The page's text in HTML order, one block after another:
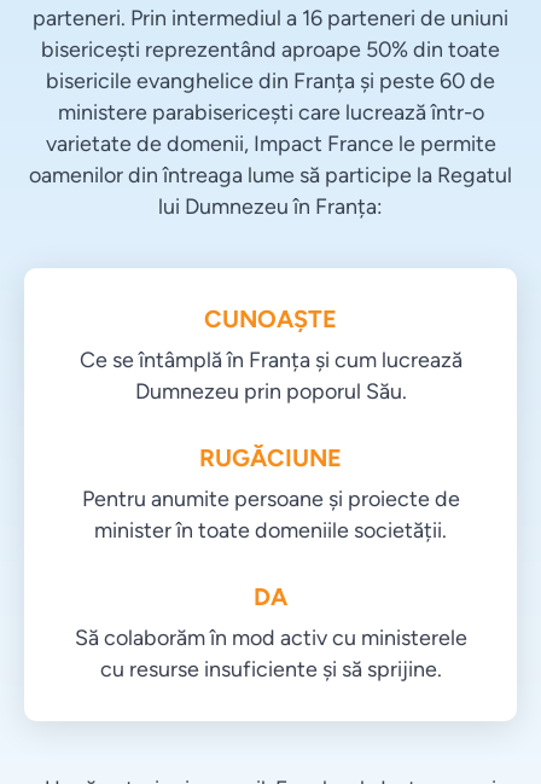
parteneri. Prin intermediul a 16 parteneri de uniuni
bisericești reprezentând aproape 50% din toate
bisericile evanghelice din Franța și peste 60 de
ministere parabisericești care lucrează într-o
varietate de domenii, Impact France le permite
oamenilor din întreaga lume să participe la Regatul
lui Dumnezeu în Franța:
CUNOAȘTE
Ce se întâmplă în Franța și cum lucrează
Dumnezeu prin poporul Său.
RUGĂCIUNE
Pentru anumite persoane și proiecte de
minister în toate domeniile societății.
DA
Să colaborăm în mod activ cu ministerele
cu resurse insuficiente și să sprijine.